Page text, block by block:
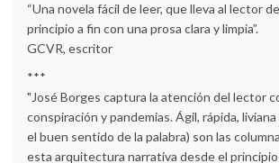
“Una novela fácil de leer, que lleva al lector
principio a fin con una prosa clara y limpia”.
GCVR, escritor
***
"José Borges captura la atención del lector
conspiración y pandemias. Ágil, rápida, liviana
el buen sentido de la palabra) son las
esta arquitectura narrativa desde el principio